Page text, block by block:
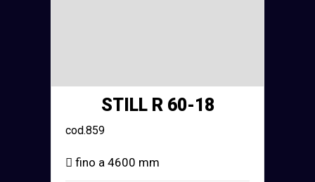
STILL R 60-18
cod.859
fino a 4600 mm